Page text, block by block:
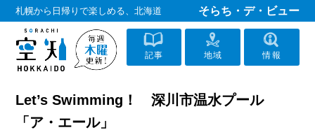
札幌から日帰りで楽しめる、北海道 そらち・デ・ビュー
記事 地域 情報
Let’s Swimming！ 深川市温水プール
「ア・エール」